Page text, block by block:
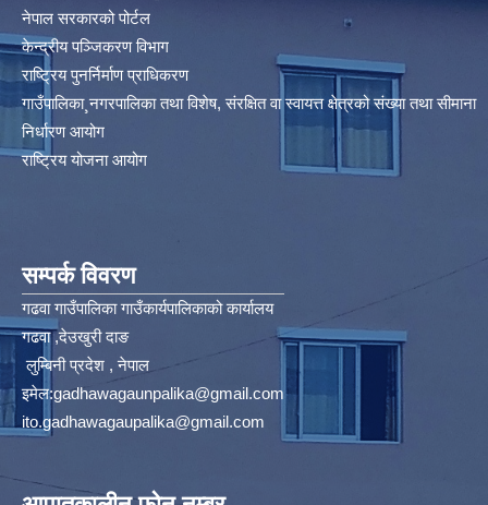
नेपाल सरकारको पोर्टल
केन्द्रीय पञ्जिकरण विभाग
राष्ट्रिय पुनर्निर्माण प्राधिकरण
गाउँपालिका¸नगरपालिका तथा विशेष, संरक्षित वा स्वायत्त क्षेत्रको संख्या तथा सीमाना
निर्धारण आयोग​
राष्ट्रिय योजना आयोग
सम्पर्क विवरण
गढवा गाउँपालिका गाउँकार्यपालिकाको कार्यालय
गढवा ,देउखुरी दाङ
लुम्बिनी प्रदेश , नेपाल
इमेल:gadhawagaunpalika@gmail.com
ito.gadhawagaupalika@gmail.com